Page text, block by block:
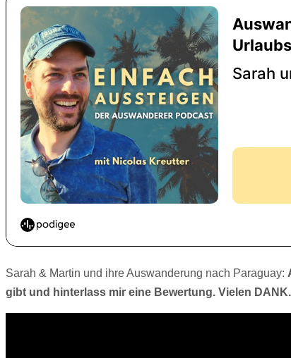
Sarah & Martin und ihre Auswanderung nach Paraguay:
gibt und hinterlass mir eine Bewertung. Vielen DANK.